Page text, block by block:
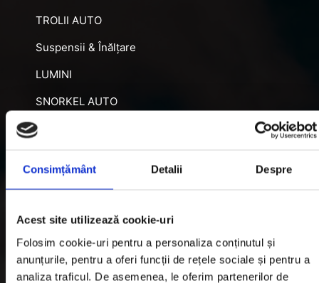
Consimțământ Detalii Despre
Acest site utilizează cookie-uri
Folosim cookie-uri pentru a personaliza conținutul și
anunțurile, pentru a oferi funcții de rețele sociale și pentru a
analiza traficul. De asemenea, le oferim partenerilor de
TROLII AUTO
Suspensii & Înălțare
LUMINI
SNORKEL AUTO
ACCESORII RECUPERARE
Informatii utile